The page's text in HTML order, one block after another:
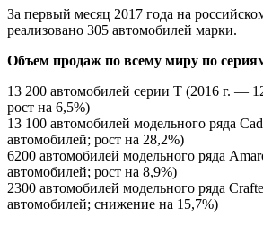
За первый месяц 2017 года на
реализовано 305 автомобилей марки.
Объем продаж по всему миру по
13 200 автомобилей серии T (2016 г. —
рост на 6,5%)
13 100 автомобилей модельного ряда
автомобилей; рост на 28,2%)
6200 автомобилей модельного ряда
автомобилей; рост на 8,9%)
2300 автомобилей модельного ряда
автомобилей; снижение на 15,7%)